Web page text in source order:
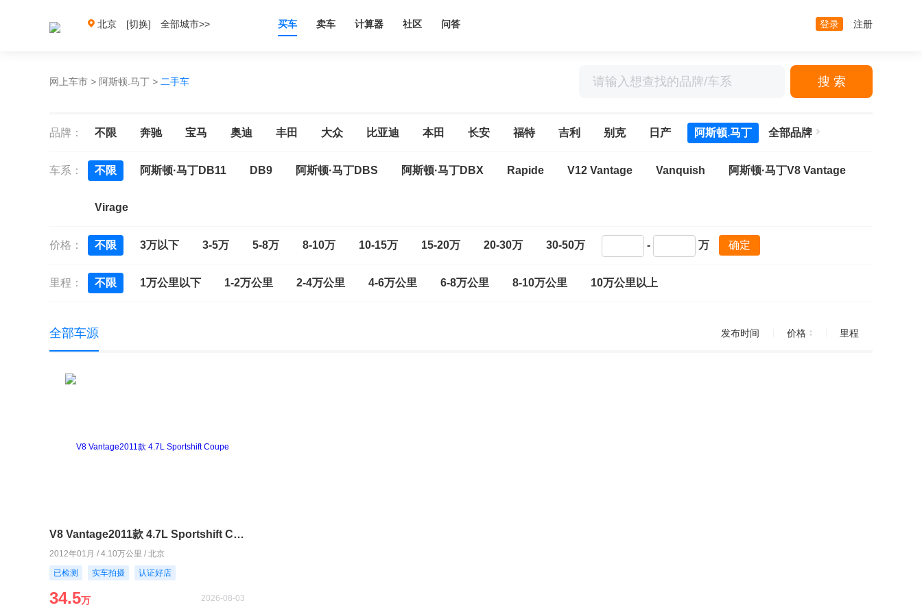
北京 [切换] 全部城市>> 买车 卖车 计算器 社区 问答 登录 注册
网上车市 > 阿斯顿.马丁 > 二手车 搜 索
品牌： 不限 奔驰 宝马 奥迪 丰田 大众 比亚迪 本田 长安 福特 吉利 别克 日产 阿斯顿.马丁 全部品牌
车系： 不限 阿斯顿·马丁DB11 DB9 阿斯顿·马丁DBS 阿斯顿·马丁DBX Rapide V12 Vantage Vanquish 阿斯顿·马丁V8 Vantage
Virage
价格： 不限 3万以下 3-5万 5-8万 8-10万 10-15万 15-20万 20-30万 30-50万 - 万 确定
里程： 不限 1万公里以下 1-2万公里 2-4万公里 4-6万公里 6-8万公里 8-10万公里 10万公里以上
全部车源 发布时间 价格 里程
V8 Vantage2011款 4.7L Sportshift Coupe
2012年01月 / 4.10万公里 / 北京
已检测
实车拍摄 认证好店
34.5万 2026-08-03